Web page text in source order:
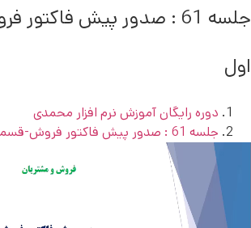
جلسه 61 : صدور پیش
اول
دوره رایگان آموزش نرم افزار محمدی
جلسه 61 : صدور پیش فاکتور فروش-قسمت اول